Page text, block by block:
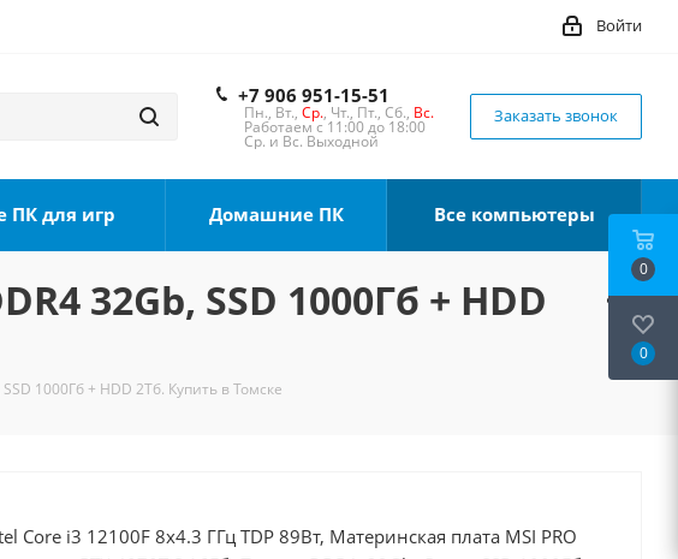
Войти
+7 906 951-15-51
Пн., Вт., Ср., Чт., Пт., Сб., Вс.
Работаем с 11:00 до 18:00
Ср. и Вс. Выходной
Заказать звонок
ПК для игр Домашние ПК Все компьютеры
32Gb, SSD 1000Гб + HDD
1000Гб + HDD 2Тб. Купить в Томске
Core i3 12100F 8x4.3 ГГц TDP 89Вт, Материнская плата MSI PRO
0
0